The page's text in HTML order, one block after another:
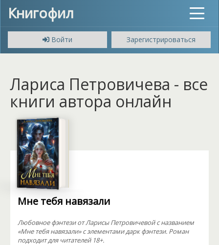
Книгофил
Toggle
Войти
Зарегистрироваться
Лариса Петровичева - все
книги автора онлайн
Мне тебя навязали
Любовное фэнтези от Ларисы Петровичевой с названием
«Мне тебя навязали» с элементами дарк фэнтези. Роман
подходит для читателей 18+.